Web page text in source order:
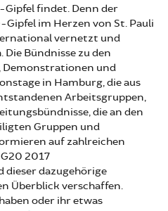
findet. Denn der
im Herzen von St. Pauli
vernetzt und
Bündnisse zu den
Demonstrationen und
in Hamburg, die aus
Arbeitsgruppen,
die an den
Gruppen und
auf zahlreichen
2017
dieser dazugehörige
Überblick verschaffen.
oder ihr etwas